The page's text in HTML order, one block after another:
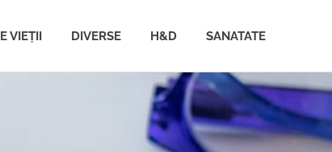
VIEȚII DIVERSE H&D SANATATE